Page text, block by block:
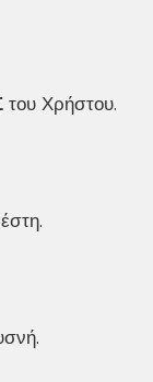
του Χρήστου.